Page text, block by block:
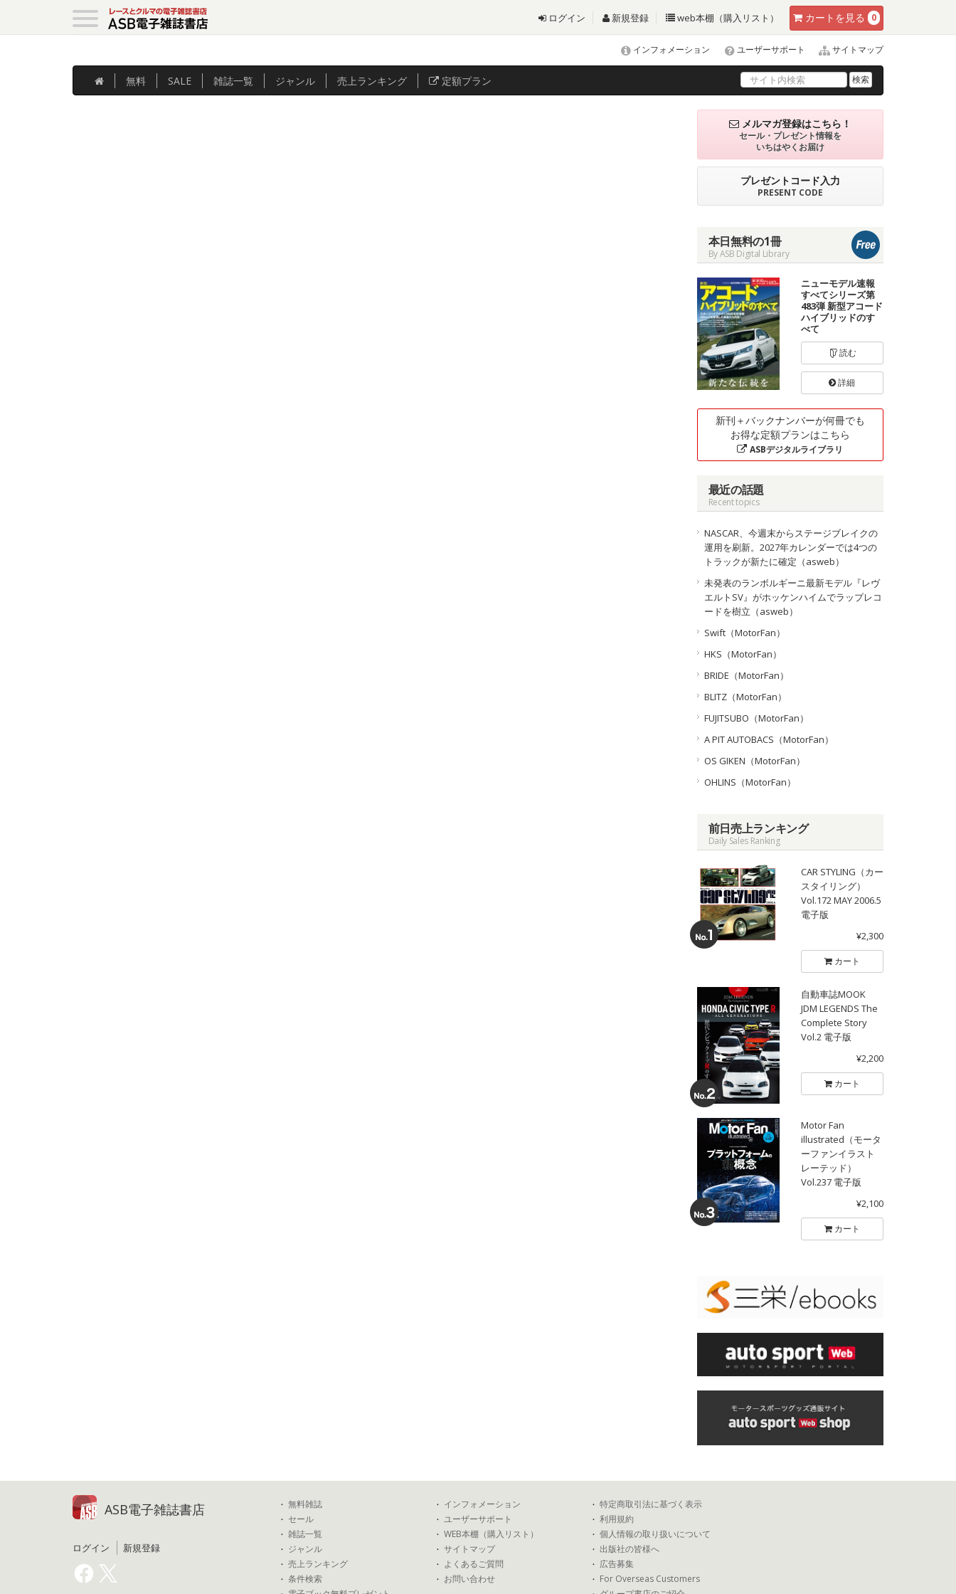
カート を見る 0
ログイン 新規登録 web本棚（購入リスト）
インフォメーション ユーザーサポート サイトマップ
無料 SALE 雑誌一覧 ジャンル 売上ランキング 定額プラン 検索
メルマガ登録はこちら！
セール・プレゼント情報を
いちはやくお届け
プレゼントコード入力
PRESENT CODE
本日無料の1冊
By ASB Digital Library
ニューモデル速報
すべてシリーズ第
483弾 新型アコード
ハイブリッドのす
べて
読む
詳細
新刊＋バックナンバーが何冊でも
お得な定額プランはこちら
ASBデジタルライブラリ
最近の話題
Recent topics
NASCAR、今週末からステージブレイクの
運用を刷新。2027年カレンダーでは4つの
トラックが新たに確定（asweb）
未発表のランボルギーニ最新モデル『レヴ
エルトSV』がホッケンハイムでラップレコ
ードを樹立（asweb）
Swift（MotorFan）
HKS（MotorFan）
BRIDE（MotorFan）
BLITZ（MotorFan）
FUJITSUBO（MotorFan）
A PIT AUTOBACS（MotorFan）
OS GIKEN（MotorFan）
OHLINS（MotorFan）
前日売上ランキング
Daily Sales Ranking
CAR STYLING（カー
スタイリング）
Vol.172 MAY 2006.5
電子版
¥2,300
カート
自動車誌MOOK
JDM LEGENDS The
Complete Story
Vol.2 電子版
¥2,200
カート
Motor Fan
illustrated（モータ
ーファンイラスト
レーテッド）
Vol.237 電子版
¥2,100
カート
ASB電子雑誌書店
ログイン 新規登録
無料雑誌
セール
雑誌一覧
ジャンル
売上ランキング
条件検索
インフォメーション
ユーザーサポート
WEB本棚（購入リスト）
サイトマップ
よくあるご質問
お問い合わせ
特定商取引法に基づく表示
利用規約
個人情報の取り扱いについて
出版社の皆様へ
広告募集
For Overseas Customers